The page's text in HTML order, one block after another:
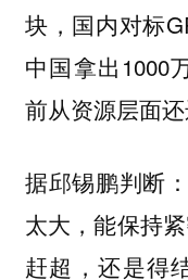
块，国内对标
中国拿出1000
前从资源层面还
据邱锡鹏判断
太大，能保持
赶超，还是得